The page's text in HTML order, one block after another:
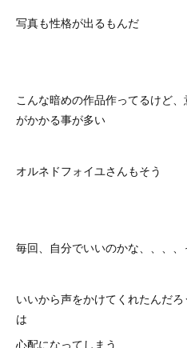
写真も性格が出るもんだ
こんな暗めの作品作ってるけど
がかかる事が多い
オルネドフォイユさんもそう
毎回、自分でいいのかな、、、
いいから声をかけてくれたんだ
は
心配になってしまう